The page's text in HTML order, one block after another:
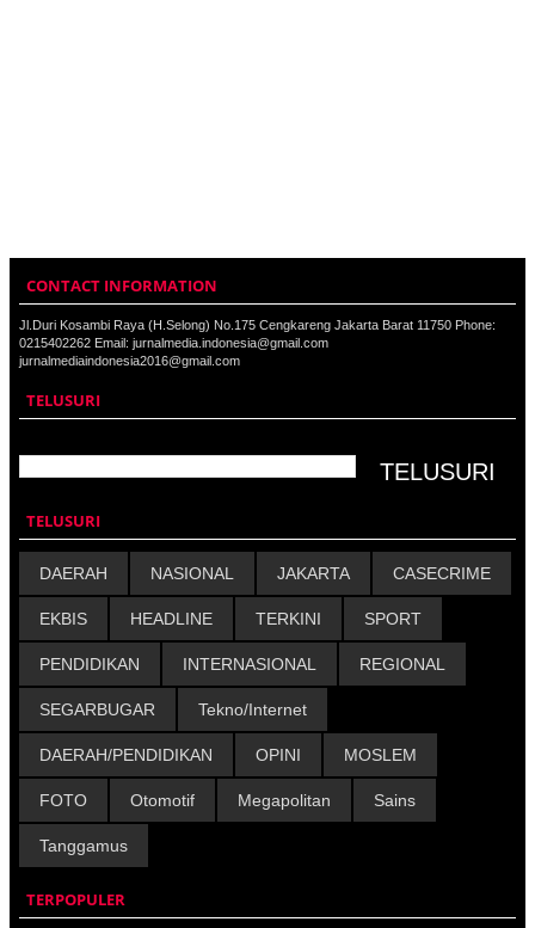
CONTACT INFORMATION
Jl.Duri Kosambi Raya (H.Selong) No.175 Cengkareng Jakarta Barat 11750 Phone:
0215402262 Email: jurnalmedia.indonesia@gmail.com
jurnalmediaindonesia2016@gmail.com
TELUSURI
TELUSURI
DAERAH NASIONAL JAKARTA CASECRIME
EKBIS HEADLINE TERKINI SPORT
PENDIDIKAN INTERNASIONAL REGIONAL
SEGARBUGAR Tekno/Internet
DAERAH/PENDIDIKAN OPINI MOSLEM
FOTO Otomotif Megapolitan Sains
Tanggamus
TERPOPULER